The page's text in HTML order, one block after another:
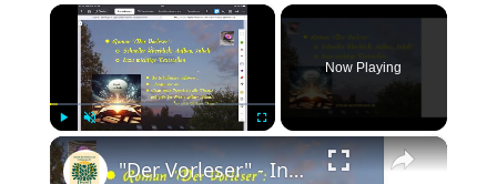
×
Play Unmute
Now Playing
×
"Der Vorleser" - Inhalt, Aufbau, Zitate zum Roman; Interpretation wichtiger Stellen, z.B. "Liebe"